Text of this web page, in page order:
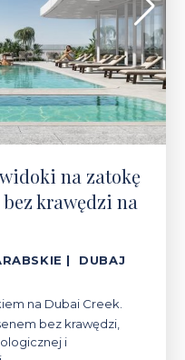
na zatokę
krawędzi na
| DUBAJ
na Dubai Creek.
bez krawędzi,
i